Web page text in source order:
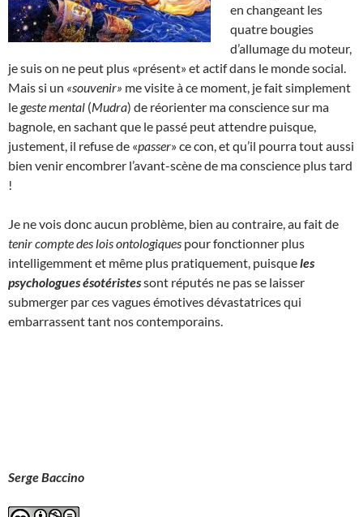
en changeant les
quatre bougies
d’allumage du moteur,
je suis on ne peut plus «présent» et actif dans le monde social.
Mais si un «souvenir» me visite à ce moment, je fait simplement
le geste mental (Mudra) de réorienter ma conscience sur ma
bagnole, en sachant que le passé peut attendre puisque,
justement, il refuse de «passer» ce con, et qu’il pourra tout aussi
bien venir encombrer l’avant-scène de ma conscience plus tard
!
Je ne vois donc aucun problème, bien au contraire, au fait de
tenir compte des lois ontologiques pour fonctionner plus
intelligemment et même plus pratiquement, puisqueles
psychologues ésotéristessont réputés ne pas se laisser
submerger par ces vagues émotives dévastatrices qui
embarrassent tant nos contemporains.
Serge Baccino